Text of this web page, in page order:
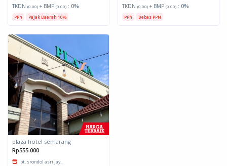
TKDN (0.00) + BMP (0.00) : 0%
PPh Pajak Daerah 10%
TKDN (0.00) + BMP (0.00) : 0%
PPh Bebas PPN
plaza hotel semarang
Rp555.000
pt. srondol asri jay...